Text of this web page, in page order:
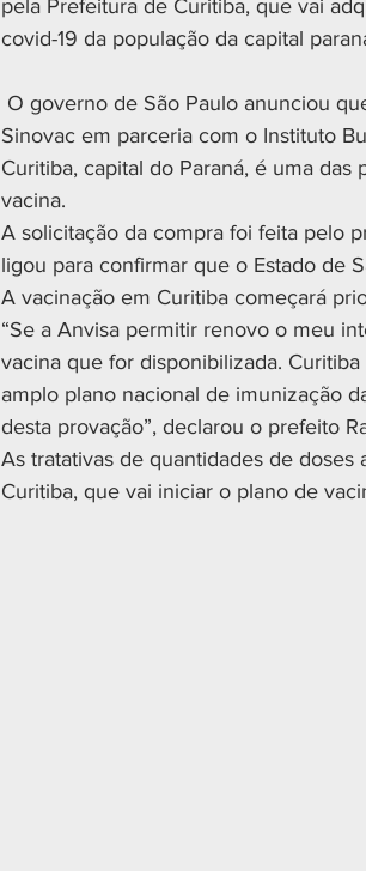
pela Prefeitura de Curitiba, que vai
covid-19 da população da capital
Sinovac em parceria com o Instituto
Curitiba, capital do Paraná, é uma
vacina.
A solicitação da compra foi feita pelo
ligou para confirmar que o Estado de
A vacinação em Curitiba começará
“Se a Anvisa permitir renovo o meu
vacina que for disponibilizada.
amplo plano nacional de imunização
desta provação”, declarou o prefeito
As tratativas de quantidades de
Curitiba, que vai iniciar o plano de